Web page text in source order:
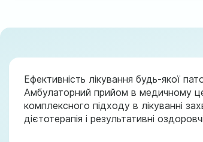
Ефективність лікування будь-якої
Амбулаторний прийом в медичному
комплексного підходу в лікуванні
дієтотерапія і результативні